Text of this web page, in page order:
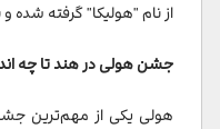
از نام "هولیکا" گرفته
جشن هولی در هند تا چه
هولی یکی از مهم‌ترین